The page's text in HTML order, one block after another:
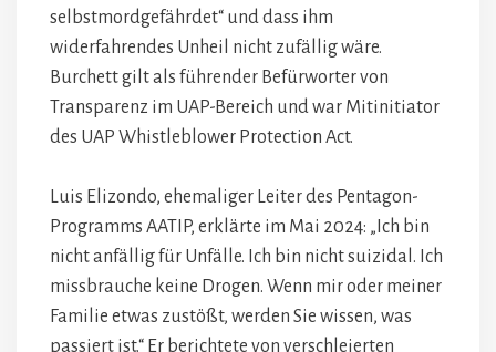
selbstmordgefährdet“ und dass ihm
widerfahrendes Unheil nicht zufällig wäre.
Burchett gilt als führender Befürworter von
Transparenz im UAP-Bereich und war Mitinitiator
des UAP Whistleblower Protection Act.
Luis Elizondo, ehemaliger Leiter des Pentagon-
Programms AATIP, erklärte im Mai 2024: „Ich bin
nicht anfällig für Unfälle. Ich bin nicht suizidal. Ich
missbrauche keine Drogen. Wenn mir oder meiner
Familie etwas zustößt, werden Sie wissen, was
passiert ist.“ Er berichtete von verschleierten